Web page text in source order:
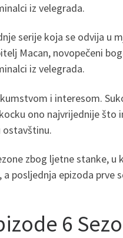
iz velegrada.
serije koja se odvija u
Macan, novopečeni
iz velegrada.
i interesom.
ono najvrijednije što
ostavštinu.
zbog ljetne stanke,
posljednja epizoda prve
6